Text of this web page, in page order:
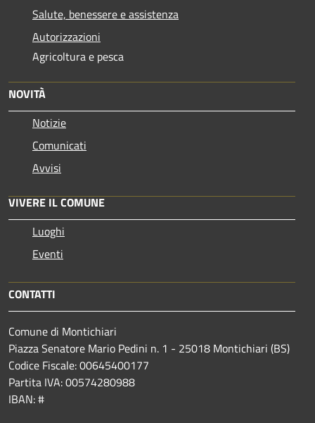
Salute, benessere e assistenza
Autorizzazioni
Agricoltura e pesca
NOVITÀ
Notizie
Comunicati
Avvisi
VIVERE IL COMUNE
Luoghi
Eventi
CONTATTI
Comune di Montichiari
Piazza Senatore Mario Pedini n. 1 - 25018 Montichiari (BS)
Codice Fiscale: 00645400177
Partita IVA: 00574280988
IBAN: #